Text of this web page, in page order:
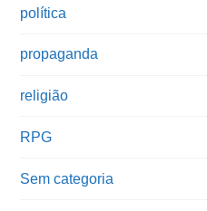
política
propaganda
religião
RPG
Sem categoria